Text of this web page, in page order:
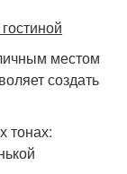
местом
создать